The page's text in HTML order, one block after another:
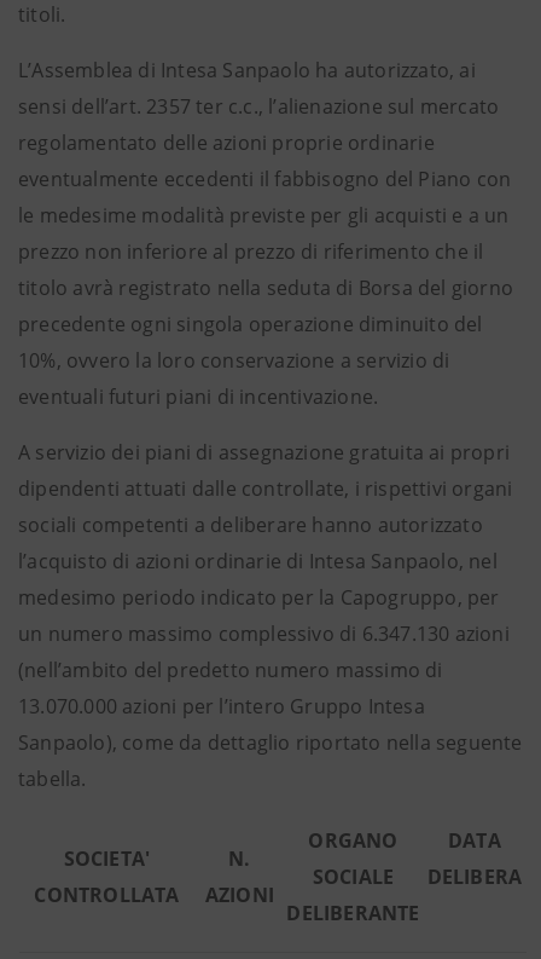
titoli.
L’Assemblea di Intesa Sanpaolo ha autorizzato, ai
sensi dell’art. 2357 ter c.c., l’alienazione sul mercato
regolamentato delle azioni proprie ordinarie
eventualmente eccedenti il fabbisogno del Piano con
le medesime modalità previste per gli acquisti e a un
prezzo non inferiore al prezzo di riferimento che il
titolo avrà registrato nella seduta di Borsa del giorno
precedente ogni singola operazione diminuito del
10%, ovvero la loro conservazione a servizio di
eventuali futuri piani di incentivazione.
A servizio dei piani di assegnazione gratuita ai propri
dipendenti attuati dalle controllate, i rispettivi organi
sociali competenti a deliberare hanno autorizzato
l’acquisto di azioni ordinarie di Intesa Sanpaolo, nel
medesimo periodo indicato per la Capogruppo, per
un numero massimo complessivo di 6.347.130 azioni
(nell’ambito del predetto numero massimo di
13.070.000 azioni per l’intero Gruppo Intesa
Sanpaolo), come da dettaglio riportato nella seguente
tabella.
SOCIETA'
CONTROLLATA
N.
AZIONI
ORGANO
SOCIALE
DELIBERANTE
DATA
DELIBERA